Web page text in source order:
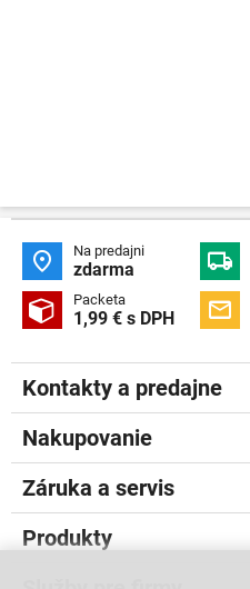
 Na predajni
zdarma 
 Packeta
1,99 € s DPH 
Kontakty a predajne
Nakupovanie
Záruka a servis
Produkty